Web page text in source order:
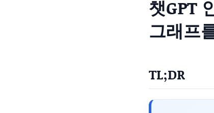
챗GPT
그래프
TL;DR